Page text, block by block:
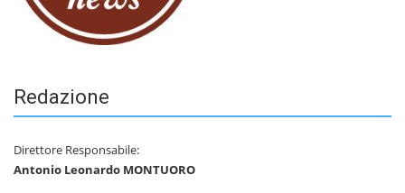
Redazione
Direttore Responsabile:
Antonio Leonardo MONTUORO